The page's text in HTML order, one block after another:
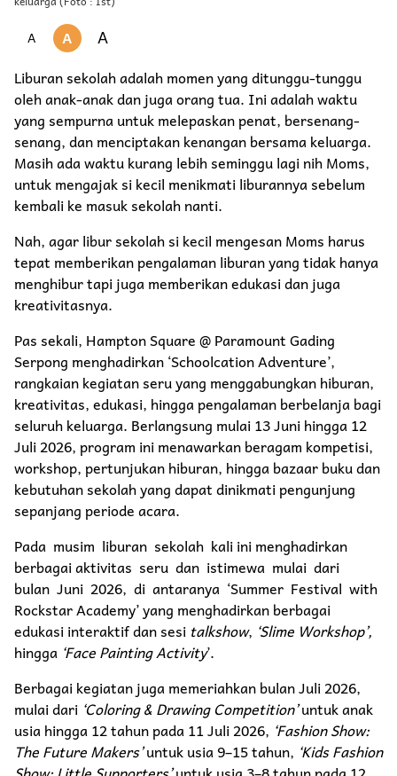
A A A
Liburan sekolah adalah momen yang ditunggu-tunggu
oleh anak-anak dan juga orang tua. Ini adalah waktu
yang sempurna untuk melepaskan penat, bersenang-
senang, dan menciptakan kenangan bersama keluarga.
Masih ada waktu kurang lebih seminggu lagi nih Moms,
untuk mengajak si kecil menikmati liburannya sebelum
kembali ke masuk sekolah nanti.
Nah, agar libur sekolah si kecil mengesan Moms harus
tepat memberikan pengalaman liburan yang tidak hanya
menghibur tapi juga memberikan edukasi dan juga
kreativitasnya.
Pas sekali, Hampton Square @ Paramount Gading
Serpong menghadirkan ‘Schoolcation Adventure’,
rangkaian kegiatan seru yang menggabungkan hiburan,
kreativitas, edukasi, hingga pengalaman berbelanja bagi
seluruh keluarga. Berlangsung mulai 13 Juni hingga 12
Juli 2026, program ini menawarkan beragam kompetisi,
workshop, pertunjukan hiburan, hingga bazaar buku dan
kebutuhan sekolah yang dapat dinikmati pengunjung
sepanjang periode acara.
Pada musim liburan sekolah kali ini menghadirkan
berbagai aktivitas seru dan istimewa mulai dari
bulan Juni 2026, di antaranya ‘Summer Festival with
Rockstar Academy’ yang menghadirkan berbagai
edukasi interaktif dan sesi talkshow, ‘Slime Workshop’,
hingga ‘Face Painting Activity’.
Berbagai kegiatan juga memeriahkan bulan Juli 2026,
mulai dari ‘Coloring & Drawing Competition’untuk anak
usia hingga 12 tahun pada 11 Juli 2026, ‘Fashion Show:
The Future Makers’untuk usia 9–15 tahun, ‘Kids Fashion